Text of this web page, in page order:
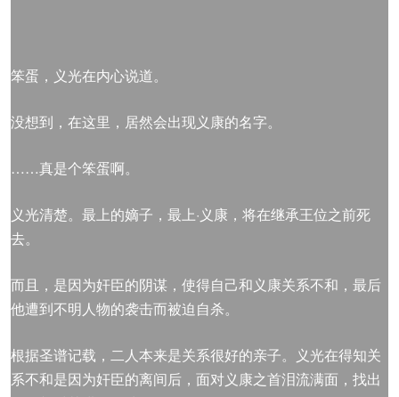
笨蛋，义光在内心说道。
没想到，在这里，居然会出现义康的名字。
……真是个笨蛋啊。
义光清楚。最上的嫡子，最上·义康，将在继承王位之前死
去。
而且，是因为奸臣的阴谋，使得自己和义康关系不和，最后
他遭到不明人物的袭击而被迫自杀。
根据圣谱记载，二人本来是关系很好的亲子。义光在得知关
系不和是因为奸臣的离间后，面对义康之首泪流满面，找出